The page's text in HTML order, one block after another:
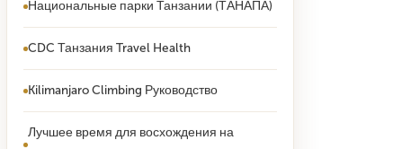
Национальные парки Танзании (ТАНАПА)
CDC Танзания Travel Health
Kilimanjaro Climbing Руководство
Лучшее время для восхождения на